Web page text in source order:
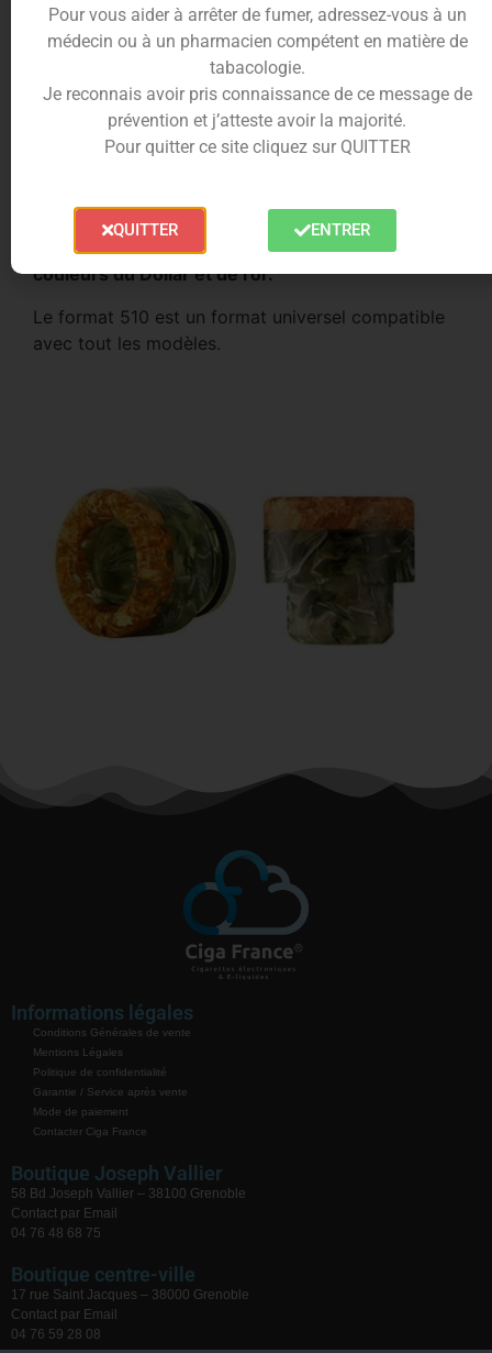
Trusted Shops Reviews
Le style américain du Drip Tip 510
cigarette électronique.
Adoptez l’american style avec ce drip aux
couleurs du Dollar et de l’or.
Le format 510 est un format universel compatible
avec tout les modèles.
Informations légales
Conditions Générales de vente
Mentions Légales
Politique de confidentialité
Garantie / Service après vente
Mode de paiement
Contacter Ciga France
Boutique Joseph Vallier
58 Bd Joseph Vallier – 38100 Grenoble
Contact par Email
04 76 48 68 75
Boutique centre-ville
17 rue Saint Jacques – 38000 Grenoble
Contact par Email
04 76 59 28 08
Pour vous aider à arrêter de fumer, adressez-vous à un
médecin ou à un pharmacien compétent en matière de
tabacologie.
Je reconnais avoir pris connaissance de ce message de
prévention et j’atteste avoir la majorité.
Pour quitter ce site cliquez sur QUITTER
QUITTER ENTRER